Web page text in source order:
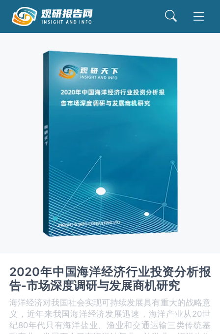
2020年中国海洋经济行业投资分析报
告-市场深度调研与发展商机研究
海洋经济对我国社会实现可持续发展具有重大的战略意
义，近年来我国海洋经济发展迅速，海洋产业从20世
纪80年代只有海洋盐业、渔业和交通运输三类传统基